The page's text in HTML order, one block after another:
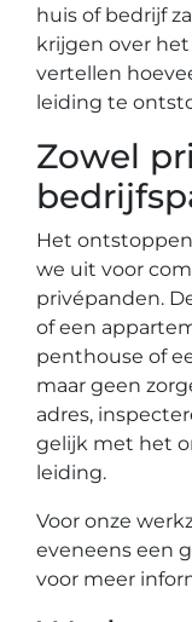
huis of bedrijf
krijgen over
vertellen
leiding te
Zowel
Het
we uit voor
privépanden.
of een
penthouse of
maar geen
adres,
gelijk met het
leiding.
Voor onze
eveneens een
voor meer